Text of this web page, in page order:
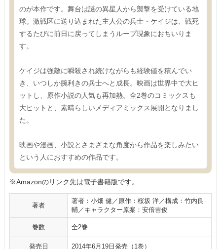
のが本作です。舞台は謎の異星人から襲撃を受けている地
球。激戦区に送り込まれた主人公の兵士・ケイジは、戦死
するたびに前日に戻ってしまうループ現象におちいりま
す。
ケイジは強敵に瞬殺され続けながらも経験値を積んでい
き、いつしか腕利きの兵士へと成長。映画は世界中で大ヒ
ットし、原作小説の人気も再加熱。全2巻のコミックスも
大ヒットと、素晴らしいメディアミックス展開となりまし
た。
映画や漫画、小説とさまざまな角度から作品を楽しみたい
という人におすすめの作品です。
※Amazonのリンク先は電子書籍版です。
著者
著者：小畑 健／原作：桜坂 洋／構成：竹内良
輔／キャラクター原案：安倍吉俊
巻数 全2巻
発売日 2014年6月19日発売（1巻）